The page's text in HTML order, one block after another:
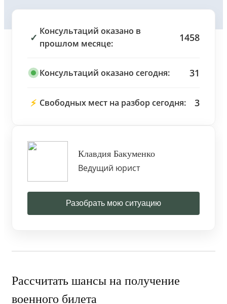
✓
Консультаций оказано в
прошлом месяце:
1458
Консультаций оказано сегодня: 31
⚡ Свободных мест на разбор сегодня: 3
Клавдия Бакуменко
Ведущий юрист
Разобрать мою ситуацию
Рассчитать шансы на получение
военного билета